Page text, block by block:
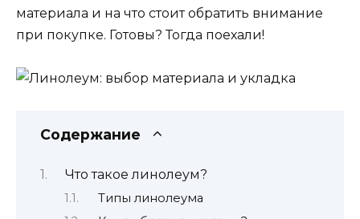
материала и на что стоит обратить внимание
при покупке. Готовы? Тогда поехали!
Содержание
Что такое линолеум?
Типы линолеума